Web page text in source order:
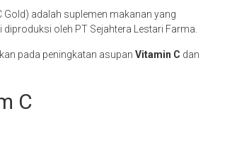
Gold) adalah suplemen makanan yang
oleh PT Sejahtera Lestari Farma.
pada peningkatan asupan Vitamin C dan
C